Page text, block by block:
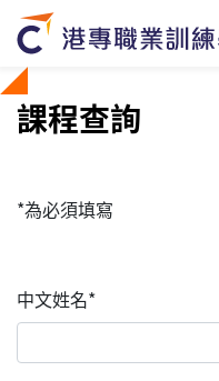
課程查詢
*為必須填寫
中文姓名*